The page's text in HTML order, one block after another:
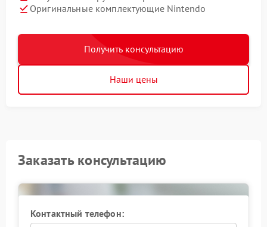
Оригинальные комплектующие Nintendo
Получить консультацию
Наши цены
Заказать консультацию
Контактный телефон: